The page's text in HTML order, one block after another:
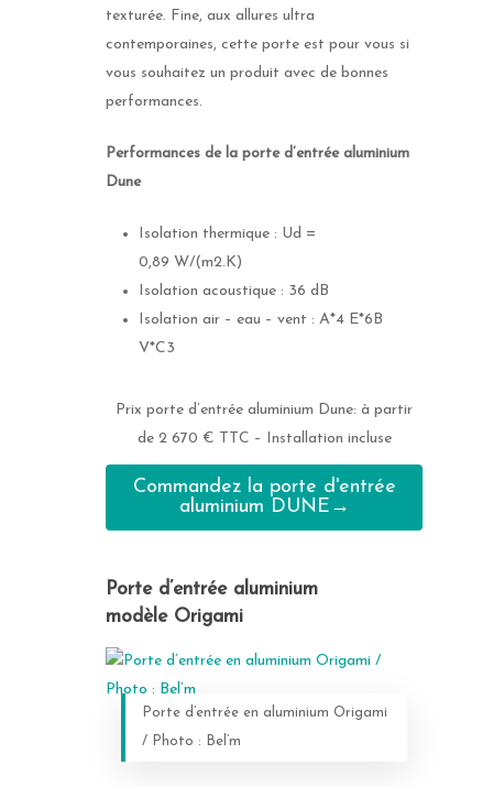
texturée. Fine, aux allures ultra
contemporaines, cette porte est pour vous si
vous souhaitez un produit avec de bonnes
performances.
Performances de la porte d’entrée aluminium
Dune
Isolation thermique : Ud =
0,89 W/(m2.K)
Isolation acoustique : 36 dB
Isolation air – eau – vent : A*4 E*6B
V*C3
Prix porte d’entrée aluminium Dune: à partir
de 2 670 € TTC – Installation incluse
Commandez la porte d'entrée
aluminium DUNE→
Porte d’entrée aluminium
modèle Origami
Porte d’entrée en aluminium Origami
/ Photo : Bel’m